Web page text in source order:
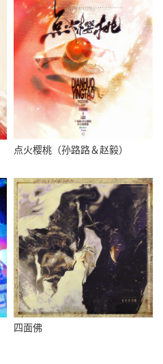
点火樱桃（孙路路＆赵毅）
四面佛